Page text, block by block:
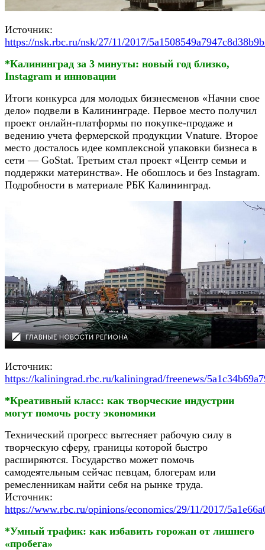
Источник:
https://nsk.rbc.ru/nsk/27/11/2017/
*Калининград за 3 минуты: новый год близко,
Instagram и инновации
Итоги конкурса для молодых бизнесменов «Начни свое
дело» подвели в Калининграде. Первое место получил
проект онлайн-платформы по покупке-продаже и
ведению учета фермерской продукции Vnature. Второе
место досталось идее комплексной упаковки бизнеса в
сети — GoStat. Третьим стал проект «Центр семьи и
поддержки материнства». Не обошлось и без Instagram.
Подробности в материале РБК Калининград.
Источник:
https://kaliningrad.rbc.ru/kaliningrad/freenews/
*Креативный класс: как творческие индустрии
могут помочь росту экономики
Технический прогресс вытесняет рабочую силу в
творческую сферу, границы которой быстро
расширяются. Государство может помочь
самодеятельным сейчас певцам, блогерам или
ремесленникам найти себя на рынке труда.
Источник:
https://www.rbc.ru/opinions/economics/29/11/2017/
*Умный трафик: как избавить горожан от лишнего
«пробега»